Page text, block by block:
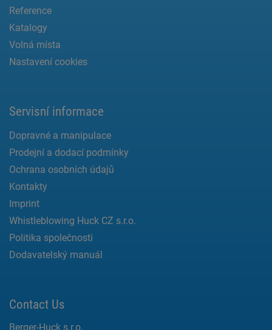
Reference
Katalogy
Volná místa
Nastavení cookies
Servisní informace
Dopravné a manipulace
Prodejní a dodací podmínky
Ochrana osobních údajů
Kontakty
Imprint
Whistleblowing Huck CZ s.r.o.
Politika společnosti
Dodavatelský manuál
Contact Us
Berger-Huck s.r.o.